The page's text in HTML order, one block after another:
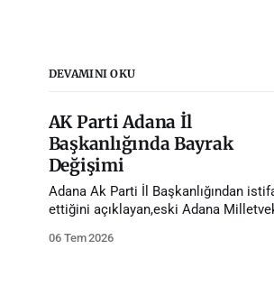
DEVAMINI OKU
AK Parti Adana İl
Başkanlığında Bayrak
Değişimi
Adana Ak Parti İl Başkanlığından
ettiğini açıklayan,eski Adana
Özkan atandı.
06 Tem 2026